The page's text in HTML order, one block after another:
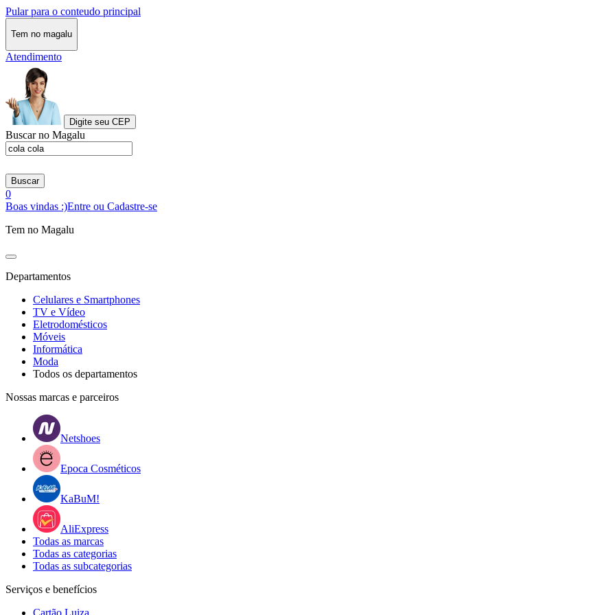
Pular para o conteudo principal
Tem no magalu
Atendimento
Digite seu CEP
Buscar no Magalu
Buscar
0
Boas vindas :)Entre ou Cadastre-se
Tem no Magalu
Departamentos
Celulares e Smartphones
TV e Vídeo
Eletrodomésticos
Móveis
Informática
Moda
Todos os departamentos
Nossas marcas e parceiros
Netshoes
Epoca Cosméticos
KaBuM!
AliExpress
Todas as marcas
Todas as categorias
Todas as subcategorias
Serviços e benefícios
Cartão Luiza